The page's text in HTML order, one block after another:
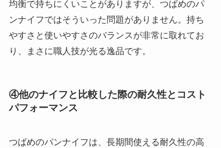
均衡で持ちにくいことがありますが、つばめのパ
ンナイフではそういった問題がありません。持ち
やすさと使いやすさのバランスが非常に取れてお
り、まさに職人技が光る逸品です。
④他のナイフと比較した際の耐久性とコスト
パフォーマンス
つばめのパンナイフは、長期間使える耐久性の高